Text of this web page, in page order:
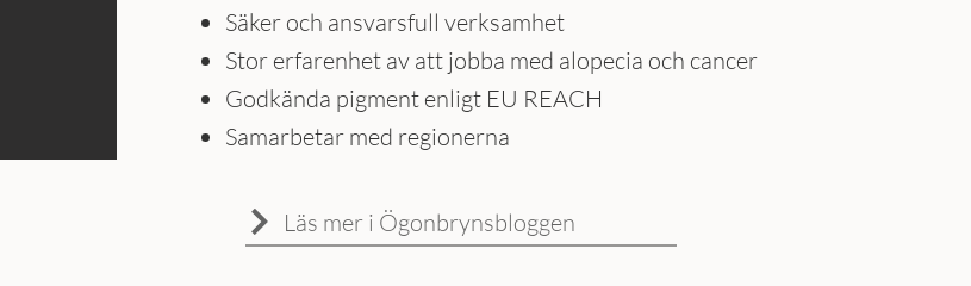
Säker och ansvarsfull verksamhet
Stor erfarenhet av att jobba med alopecia och cancer
Godkända pigment enligt EU REACH
Samarbetar med regionerna
Läs mer i Ögonbrynsbloggen